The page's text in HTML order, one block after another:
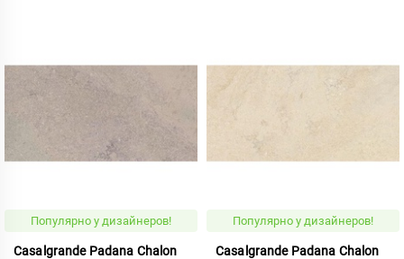
Популярно у дизайнеров!
Casalgrande Padana Chalon
Популярно у дизайнеров!
Casalgrande Padana Chalon